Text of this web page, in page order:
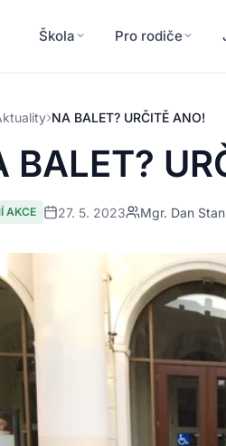
Škola Pro rodiče
›NA BALET? URČITĚ ANO!
BALET?
AKCE 27. 5. 2023 Mgr. Dan